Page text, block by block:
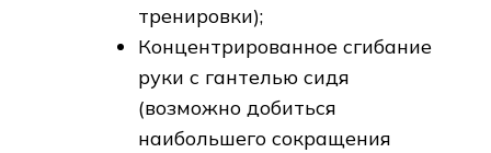
тренировки);
Концентрированное сгибание
руки с гантелью сидя
(возможно добиться
наибольшего сокращения